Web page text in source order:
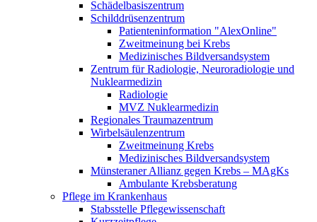
Schädelbasiszentrum
Schilddrüsenzentrum
Patienteninformation "AlexOnline"
Zweitmeinung bei Krebs
Medizinisches Bildversandsystem
Zentrum für Radiologie, Neuroradiologie und
Nuklearmedizin
Radiologie
MVZ Nuklearmedizin
Regionales Traumazentrum
Wirbelsäulenzentrum
Zweitmeinung Krebs
Medizinisches Bildversandsystem
Münsteraner Allianz gegen Krebs – MAgKs
Ambulante Krebsberatung
Pflege im Krankenhaus
Stabsstelle Pflegewissenschaft